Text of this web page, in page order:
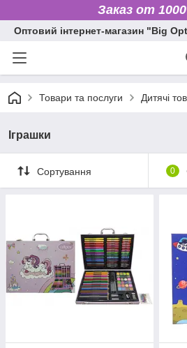
Заказ от
Оптовий інтернет-магазин "Big
Товари та послуги Дитячі
Іграшки
Сортування 0